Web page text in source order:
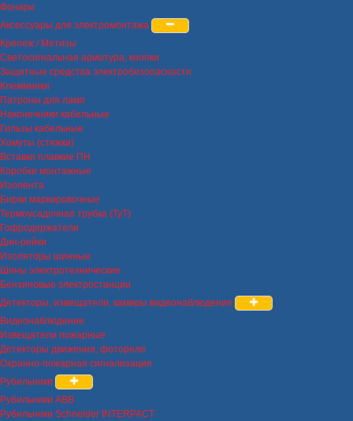
Фонари
Аксессуары для электромонтажа
Крепеж / Метизы
Светосигнальная арматура, кнопки
Защитные средства электробезопасности
Клеммники
Патроны для ламп
Наконечники кабельные
Гильзы кабельные
Хомуты (стяжки)
Вставки плавкие ПН
Коробки монтажные
Изолента
Бирки маркировочные
Термоусадочная трубка (ТуТ)
Гофродержатели
Дин-рейки
Изоляторы шинные
Шины электротехнические
Бензиновые электростанции
Детекторы, извещатели, камеры видеонаблюдения
Видеонаблюдение
Извещатели пожарные
Детекторы движения, фотореле
Охранно-пожарная сигнализация
Рубильники
Рубильники ABB
Рубильники Schneider INTERPACT